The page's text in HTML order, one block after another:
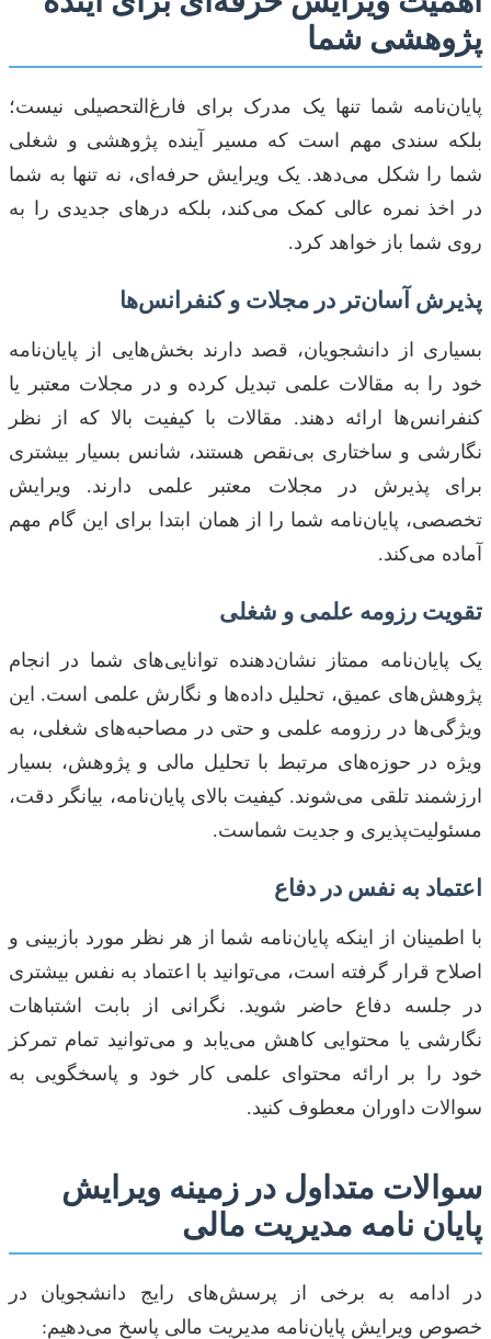
پژوهشی شما
پایان‌نامه شما تنها یک مدرک برای فارغ‌التحصیلی نیست؛
بلکه سندی مهم است که مسیر آینده پژوهشی و شغلی
شما را شکل می‌دهد. یک ویرایش حرفه‌ای، نه تنها به شما
در اخذ نمره عالی کمک می‌کند، بلکه درهای جدیدی را به
روی شما باز خواهد کرد.
پذیرش آسان‌تر در مجلات و کنفرانس‌ها
بسیاری از دانشجویان، قصد دارند بخش‌هایی از پایان‌نامه
خود را به مقالات علمی تبدیل کرده و در مجلات معتبر یا
کنفرانس‌ها ارائه دهند. مقالات با کیفیت بالا که از نظر
نگارشی و ساختاری بی‌نقص هستند، شانس بسیار بیشتری
برای پذیرش در مجلات معتبر علمی دارند. ویرایش
تخصصی، پایان‌نامه شما را از همان ابتدا برای این گام مهم
آماده می‌کند.
تقویت رزومه علمی و شغلی
یک پایان‌نامه ممتاز نشان‌دهنده توانایی‌های شما در انجام
پژوهش‌های عمیق، تحلیل داده‌ها و نگارش علمی است. این
ویژگی‌ها در رزومه علمی و حتی در مصاحبه‌های شغلی، به
ویژه در حوزه‌های مرتبط با تحلیل مالی و پژوهش، بسیار
ارزشمند تلقی می‌شوند. کیفیت بالای پایان‌نامه، بیانگر دقت،
مسئولیت‌پذیری و جدیت شماست.
اعتماد به نفس در دفاع
با اطمینان از اینکه پایان‌نامه شما از هر نظر مورد بازبینی و
اصلاح قرار گرفته است، می‌توانید با اعتماد به نفس بیشتری
در جلسه دفاع حاضر شوید. نگرانی از بابت اشتباهات
نگارشی یا محتوایی کاهش می‌یابد و می‌توانید تمام تمرکز
خود را بر ارائه محتوای علمی کار خود و پاسخگویی به
سوالات داوران معطوف کنید.
سوالات متداول در زمینه ویرایش
پایان نامه مدیریت مالی
در ادامه به برخی از پرسش‌های رایج دانشجویان در
خصوص ویرایش پایان‌نامه مدیریت مالی پاسخ می‌دهیم: